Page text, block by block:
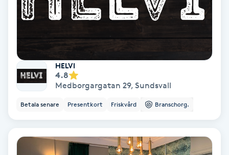
Massage
Medial vägledning
Medicinsk massage
Meditation
Medium
Megavolymfransar
HELVI
4.8
Medborgargatan 29, Sundsvall
Betala senare Presentkort Friskvård Branschorg.